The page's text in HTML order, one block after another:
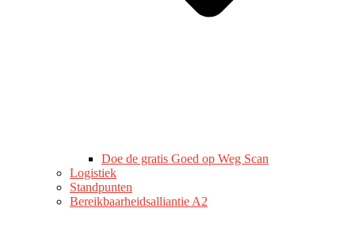
Doe de gratis Goed op Weg Scan
Logistiek
Standpunten
Bereikbaarheidsalliantie A2